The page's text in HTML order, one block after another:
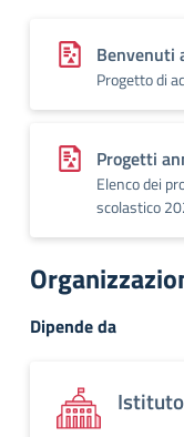
Benvenuti
Progetto di
Progetti
Elenco dei
scolastico
Dipende da